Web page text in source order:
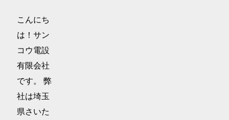
こんにち
は！サン
コウ電設
有限会社
です。 弊
社は埼玉
県さいた